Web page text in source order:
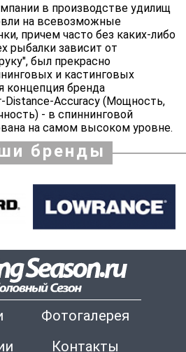
в производстве удилищ
на всевозможные
причем часто без каких-либо
рыбалки зависит от
был прекрасно
и кастинговых
концепция бренда
Distance-Accuracy (Мощность,
- в спиннинговой
на самом высоком уровне.
бренды
Фотогалерея
Контакты